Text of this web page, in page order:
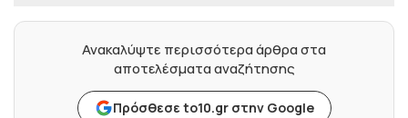
Ανακαλύψτε περισσότερα άρθρα στα
αποτελέσματα αναζήτησης
Πρόσθεσε to10.gr στην Google